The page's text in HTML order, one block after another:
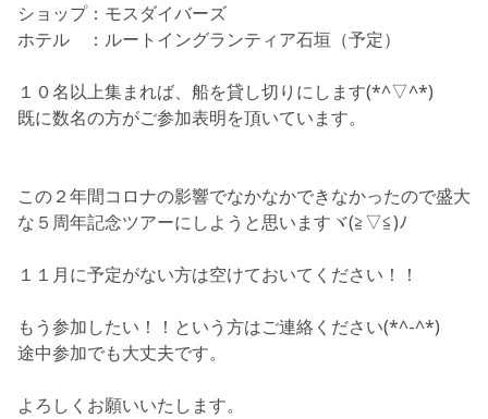
ショップ：モスダイバーズ
ホテル ：ルートイングランティア石垣（予定）
１０名以上集まれば、船を貸し切りにします(*^▽^*)
既に数名の方がご参加表明を頂いています。
この２年間コロナの影響でなかなかできなかったので盛大
な５周年記念ツアーにしようと思いますヾ(≧▽≦)ﾉ
１１月に予定がない方は空けておいてください！！
もう参加したい！！という方はご連絡ください(*^-^*)
途中参加でも大丈夫です。
よろしくお願いいたします。